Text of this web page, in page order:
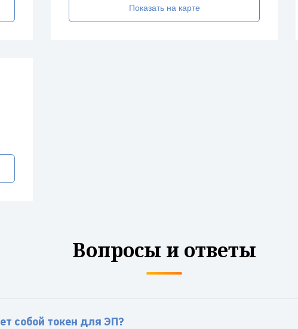
Показать на карте
Вопросы и ответы
собой токен для ЭП?